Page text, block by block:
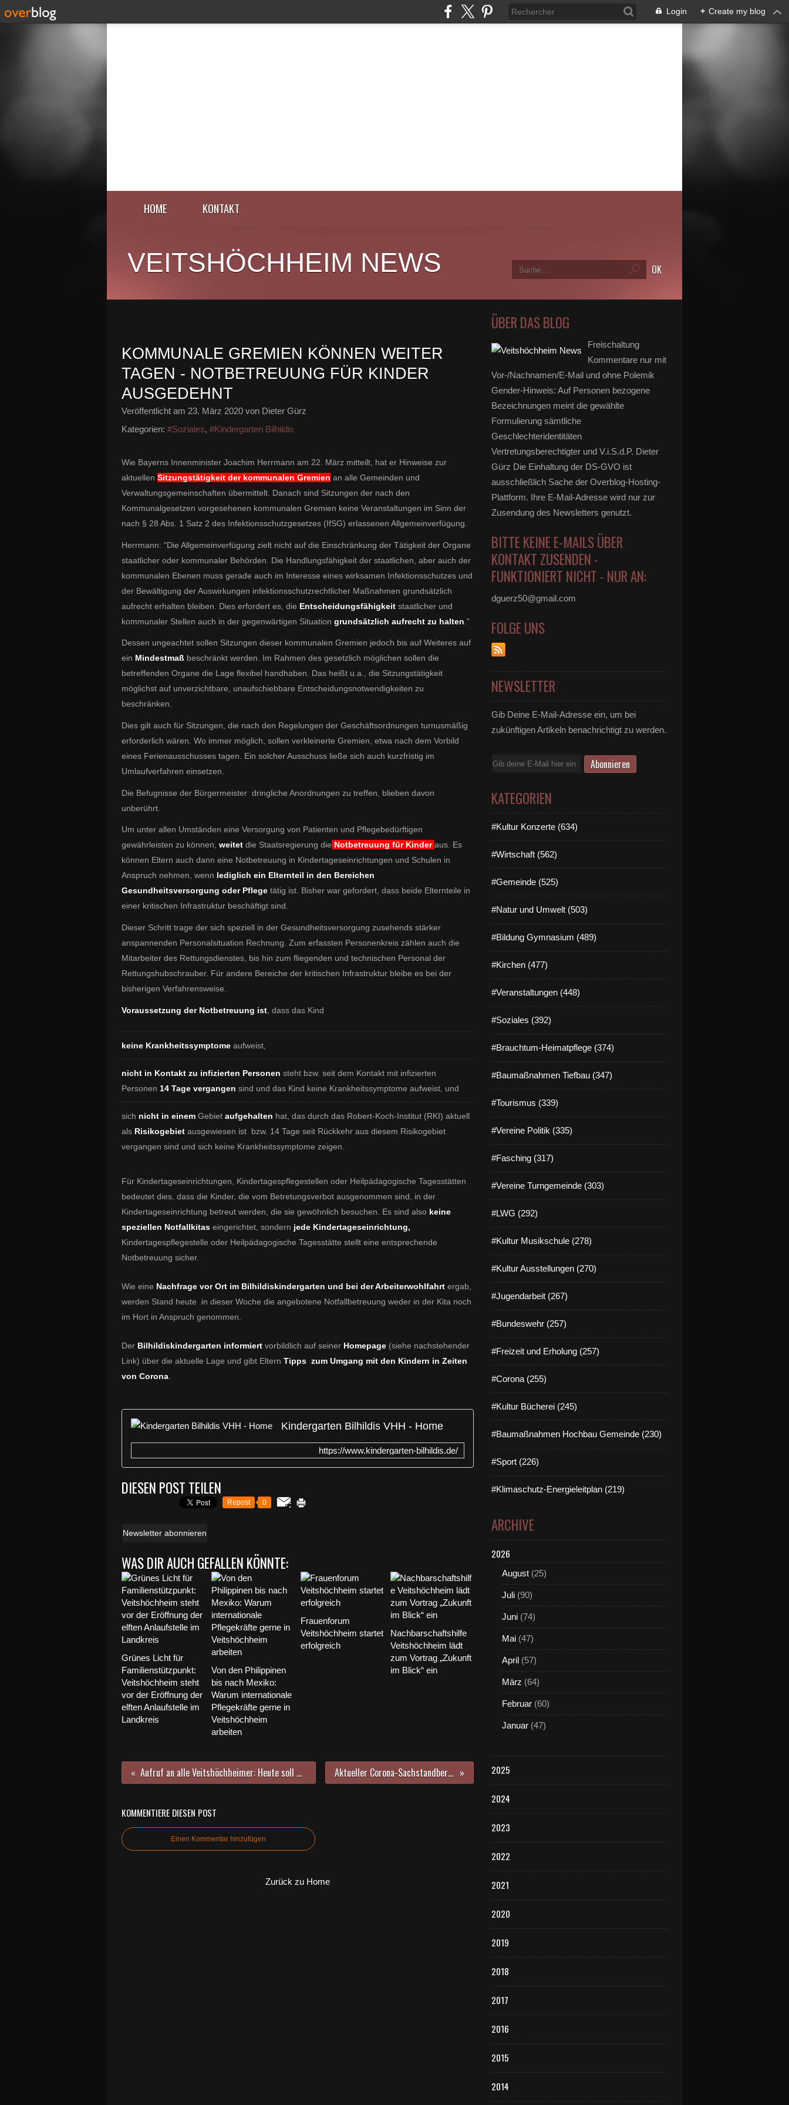
Login + Create my blog
HOME KONTAKT
VEITSHÖCHHEIM NEWS
KOMMUNALE GREMIEN KÖNNEN WEITER
TAGEN - NOTBETREUUNG FÜR KINDER
AUSGEDEHNT
Veröffentlicht am 23. März 2020 von Dieter Gürz
Kategorien: #Soziales, #Kindergarten Bilhildis
Wie Bayerns Innenminister Joachim Herrmann am 22. März mitteilt, hat er Hinweise zur
aktuellen Sitzungstätigkeit der kommunalen Gremien an alle Gemeinden und
Verwaltungsgemeinschaften übermittelt. Danach sind Sitzungen der nach den
Kommunalgesetzen vorgesehenen kommunalen Gremien keine Veranstaltungen im Sinn der
nach § 28 Abs. 1 Satz 2 des Infektionsschutzgesetzes (IfSG) erlassenen Allgemeinverfügung.
Herrmann: "Die Allgemeinverfügung zielt nicht auf die Einschränkung der Tätigkeit der Organe
staatlicher oder kommunaler Behörden. Die Handlungsfähigkeit der staatlichen, aber auch der
kommunalen Ebenen muss gerade auch im Interesse eines wirksamen Infektionsschutzes und
der Bewältigung der Auswirkungen infektionsschutzrechtlicher Maßnahmen grundsätzlich
aufrecht erhalten bleiben. Dies erfordert es, die Entscheidungsfähigkeit staatlicher und
kommunaler Stellen auch in der gegenwärtigen Situation grundsätzlich aufrecht zu halten ."
Dessen ungeachtet sollen Sitzungen dieser kommunalen Gremien jedoch bis auf Weiteres auf
ein Mindestmaß beschränkt werden. Im Rahmen des gesetzlich möglichen sollen die
betreffenden Organe die Lage flexibel handhaben. Das heißt u.a., die Sitzungstätigkeit
möglichst auf unverzichtbare, unaufschiebbare Entscheidungsnotwendigkeiten zu
beschränken.
Dies gilt auch für Sitzungen, die nach den Regelungen der Geschäftsordnungen turnusmäßig
erforderlich wären. Wo immer möglich, sollen verkleinerte Gremien, etwa nach dem Vorbild
eines Ferienausschusses tagen. Ein solcher Ausschuss ließe sich auch kurzfristig im
Umlaufverfahren einsetzen.
Die Befugnisse der Bürgermeister dringliche Anordnungen zu treffen, blieben davon
unberührt.
Um unter allen Umständen eine Versorgung von Patienten und Pflegebedürftigen
gewährleisten zu können, weitet die Staatsregierung die Notbetreuung für Kinder aus. Es
können Eltern auch dann eine Notbetreuung in Kindertageseinrichtungen und Schulen in
Anspruch nehmen, wenn lediglich ein Elternteil in den Bereichen
Gesundheitsversorgung oder Pflege tätig ist. Bisher war gefordert, dass beide Elternteile in
einer kritischen Infrastruktur beschäftigt sind.
Dieser Schritt trage der sich speziell in der Gesundheitsversorgung zusehends stärker
anspannenden Personalsituation Rechnung. Zum erfassten Personenkreis zählen auch die
Mitarbeiter des Rettungsdienstes, bis hin zum fliegenden und technischen Personal der
Rettungshubschrauber. Für andere Bereiche der kritischen Infrastruktur bleibe es bei der
bisherigen Verfahrensweise.
Voraussetzung der Notbetreuung ist , dass das Kind
keine Krankheitssymptome aufweist,
nicht in Kontakt zu infizierten Personen steht bzw. seit dem Kontakt mit infizierten
Personen 14 Tage vergangen sind und das Kind keine Krankheitssymptome aufweist, und
sich nicht in einem Gebiet aufgehalten hat, das durch das Robert-Koch-Institut (RKI) aktuell
als Risikogebiet ausgewiesen ist bzw. 14 Tage seit Rückkehr aus diesem Risikogebiet
vergangen sind und sich keine Krankheitssymptome zeigen.
Für Kindertageseinrichtungen, Kindertagespflegestellen oder Heilpädagogische Tagesstätten
bedeutet dies, dass die Kinder, die vom Betretungsverbot ausgenommen sind, in der
Kindertageseinrichtung betreut werden, die sie gewöhnlich besuchen. Es sind also keine
speziellen Notfallkitas eingerichtet, sondern jede Kindertageseinrichtung,
Kindertagespflegestelle oder Heilpädagogische Tagesstätte stellt eine entsprechende
Notbetreuung sicher.
Wie eine Nachfrage vor Ort im Bilhildiskindergarten und bei der Arbeiterwohlfahrt ergab,
werden Stand heute in dieser Woche die angebotene Notfallbetreuung weder in der Kita noch
im Hort in Anspruch genommen.
Der Bilhildiskindergarten informiert vorbildlich auf seiner Homepage (siehe nachstehender
Link) über die aktuelle Lage und gibt Eltern Tipps zum Umgang mit den Kindern in Zeiten
von Corona
Kindergarten Bilhildis VHH - Home
https://www.kindergarten-bilhildis.de/
DIESEN POST TEILEN
Repost 0
Newsletter abonnieren
WAS DIR AUCH GEFALLEN KÖNNTE:
Grünes Licht für
Familienstützpunkt:
Veitshöchheim steht
vor der Eröffnung der
elften Anlaufstelle im
Landkreis
Von den Philippinen
bis nach Mexiko:
Warum internationale
Pflegekräfte gerne in
Veitshöchheim
arbeiten
Frauenforum
Veitshöchheim startet
erfolgreich
Nachbarschaftshilfe
Veitshöchheim lädt
zum Vortrag „Zukunft
im Blick“ ein
Aufruf an alle Veitshöchheimer: Heute soll wie in der ganzen Republik um 18 Uhr FREUDE SCHÖNER GÖTTERFUNKEN aus den Fenstern und von den Balkonen erklingen Aktueller Corona-Sachstandbericht Bayern 23.3.: Innenminister weist Kritik am Vorpreschen Bayerns entschieden zurück
KOMMENTIERE DIESEN POST
Einen Kommentar hinzufügen
Zurück zu Home
ÜBER DAS BLOG
Freischaltung
Kommentare nur mit
Vor-/Nachnamen/E-Mail und ohne Polemik
Gender-Hinweis: Auf Personen bezogene
Bezeichnungen meint die gewählte
Formulierung sämtliche
Geschlechteridentitäten
Vertretungsberechtigter und V.i.S.d.P. Dieter
Gürz Die Einhaltung der DS-GVO ist
ausschließlich Sache der Overblog-Hosting-
Plattform. Ihre E-Mail-Adresse wird nur zur
Zusendung des Newsletters genutzt.
BITTE KEINE E-MAILS ÜBER
KONTAKT ZUSENDEN -
FUNKTIONIERT NICHT - NUR AN:
dguerz50@gmail.com
FOLGE UNS
NEWSLETTER
Gib Deine E-Mail-Adresse ein, um bei
zukünftigen Artikeln benachrichtigt zu werden.
E-
KATEGORIEN
#Kultur Konzerte (634)
#Wirtschaft (562)
#Gemeinde (525)
#Natur und Umwelt (503)
#Bildung Gymnasium (489)
#Kirchen (477)
#Veranstaltungen (448)
#Soziales (392)
#Brauchtum-Heimatpflege (374)
#Baumaßnahmen Tiefbau (347)
#Tourismus (339)
#Vereine Politik (335)
#Fasching (317)
#Vereine Turngemeinde (303)
#LWG (292)
#Kultur Musikschule (278)
#Kultur Ausstellungen (270)
#Jugendarbeit (267)
#Bundeswehr (257)
#Freizeit und Erholung (257)
#Corona (255)
#Kultur Bücherei (245)
#Baumaßnahmen Hochbau Gemeinde (230)
#Sport (226)
#Klimaschutz-Energieleitplan (219)
ARCHIVE
2026
August (25)
Juli (90)
Juni (74)
Mai (47)
April (57)
März (64)
Februar (60)
Januar (47)
2025
2024
2023
2022
2021
2020
2019
2018
2017
2016
2015
2014